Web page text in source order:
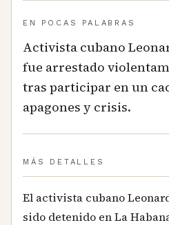
EN POCAS PALABRAS
Activista cubano
fue arrestado
tras participar en un
apagones y crisis.
MÁS DETALLES
El activista cubano
sido detenido en La